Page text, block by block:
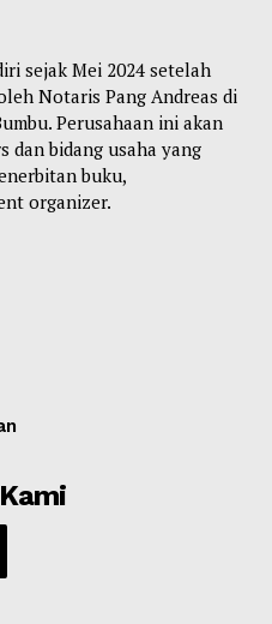
sejak Mei 2024 setelah
Notaris Pang Andreas di
Perusahaan ini akan
dan bidang usaha yang
buku,
organizer.